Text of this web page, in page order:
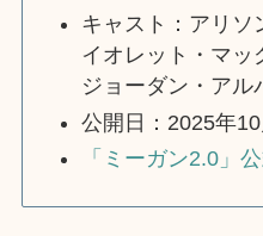
キャスト：アリソ
イオレット・マッ
ジョーダン・アル
公開日：2025年
「ミーガン2.0」